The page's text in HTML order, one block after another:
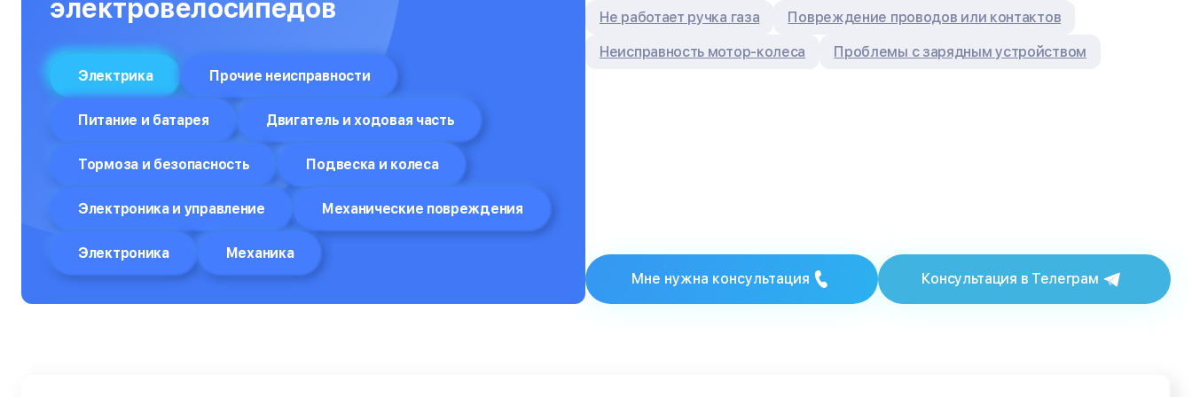
электровелосипедов
Электрика Прочие неисправности
Питание и батарея Двигатель и ходовая часть
Тормоза и безопасность Подвеска и колеса
Электроника и управление Механические повреждения
Электроника Механика
Не работает ручка газа Повреждение проводов или контактов
Неисправность мотор-колеса Проблемы с зарядным устройством
Мне нужна консультация Консультация в Телеграм